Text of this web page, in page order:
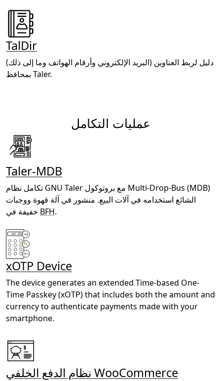
TalDir
دليل لربط العناوين (البريد الإلكتروني وأرقام الهواتف وما إلى ذلك)
بمحافظ Taler.
عمليات التكامل
Taler-MDB
تكامل نظام GNU Taler مع بروتوكول Multi-Drop-Bus ‏(MDB)
الشائع استخدامه في آلات البيع. منشور في آلة قهوة ووجبات
BFH.
xOTP Device
The device generates an extended Time-based One-
Time Passkey (xOTP) that includes both the amount and
currency to authenticate payments made with your
smartphone.
نظام الدفع الخلفي WooCommerce